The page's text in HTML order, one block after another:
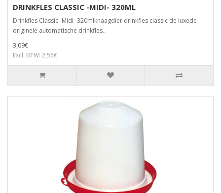
DRINKFLES CLASSIC -MIDI- 320ML
Drinkfles Classic -Midi- 320mlknaagdier drinkfles classic de luxede
originele automatische drinkfles..
3,09€
Excl. BTW: 2,55€